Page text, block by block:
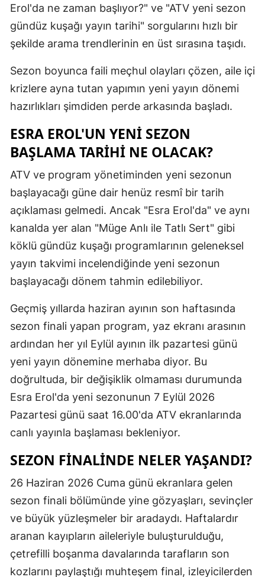
Kastamonu
Kayseri
Kırklareli
Kütahya
Malatya
Manisa
Muğla
Muş
Niğde
Sakarya
Samsun
Siirt
Sivas
Erol'da ne zaman başlıyor?" ve "ATV yeni sezon
gündüz kuşağı yayın tarihi" sorgularını hızlı bir
şekilde arama trendlerinin en üst sırasına taşıdı.
Sezon boyunca faili meçhul olayları çözen, aile içi
krizlere ayna tutan yapımın yeni yayın dönemi
hazırlıkları şimdiden perde arkasında başladı.
ESRA EROL'UN YENI SEZON
BAŞLAMA TARIHI NE OLACAK?
ATV ve program yönetiminden yeni sezonun
başlayacağı güne dair henüz resmî bir tarih
açıklaması gelmedi. Ancak "Esra Erol'da" ve aynı
kanalda yer alan "Müge Anlı ile Tatlı Sert" gibi
köklü gündüz kuşağı programlarının geleneksel
yayın takvimi incelendiğinde yeni sezonun
başlayacağı dönem tahmin edilebiliyor.
Geçmiş yıllarda haziran ayının son haftasında
sezon finali yapan program, yaz ekranı arasının
ardından her yıl Eylül ayının ilk pazartesi günü
yeni yayın dönemine merhaba diyor. Bu
doğrultuda, bir değişiklik olmaması durumunda
Esra Erol'da yeni sezonunun 7 Eylül 2026
Pazartesi günü saat 16.00'da ATV ekranlarında
canlı yayınla başlaması bekleniyor.
SEZON FINALINDE NELER YAŞANDI?
26 Haziran 2026 Cuma günü ekranlara gelen
sezon finali bölümünde yine gözyaşları, sevinçler
ve büyük yüzleşmeler bir aradaydı. Haftalardır
aranan kayıpların aileleriyle buluşturulduğu,
çetrefilli boşanma davalarında tarafların son
kozlarını paylaştığı muhteşem final, izleyicilerden